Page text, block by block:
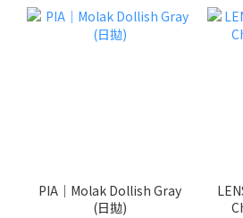
PIA｜Molak Dollish Gray
(日拋)